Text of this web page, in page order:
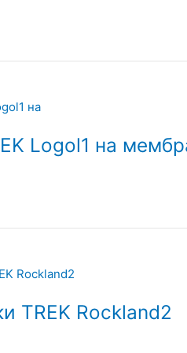
Logol1 на
TREK Rockland2